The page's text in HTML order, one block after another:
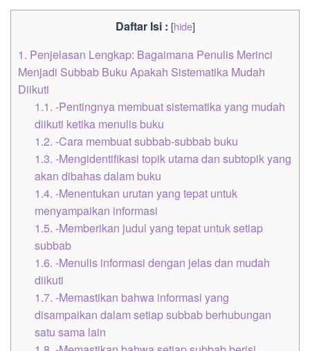
Daftar Isi : [hide]
1. Penjelasan Lengkap: Bagaimana Penulis Merinci
Menjadi Subbab Buku Apakah Sistematika Mudah
Diikuti
1.1. -Pentingnya membuat sistematika yang mudah
diikuti ketika menulis buku
1.2. -Cara membuat subbab-subbab buku
1.3. -Mengidentifikasi topik utama dan subtopik yang
akan dibahas dalam buku
1.4. -Menentukan urutan yang tepat untuk
menyampaikan informasi
1.5. -Memberikan judul yang tepat untuk setiap
subbab
1.6. -Menulis informasi dengan jelas dan mudah
diikuti
1.7. -Memastikan bahwa informasi yang
disampaikan dalam setiap subbab berhubungan
satu sama lain